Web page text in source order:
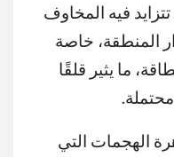
فيه المخاوف
المنطقة، خاصة
ما يثير قلقًا
الهجمات التي